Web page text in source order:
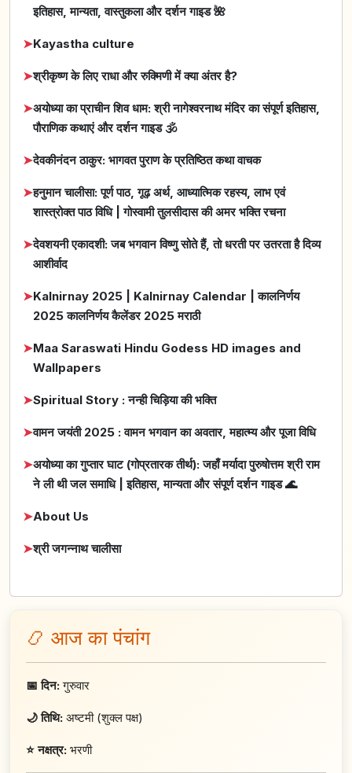
इतिहास, मान्यता, वास्तुकला और दर्शन गाइड 🌺
➤Kayastha culture
➤श्रीकृष्ण के लिए राधा और रुक्मिणी में क्या अंतर है?
➤अयोध्या का प्राचीन शिव धाम: श्री नागेश्वरनाथ मंदिर का संपूर्ण इतिहास,
पौराणिक कथाएं और दर्शन गाइड 🕉️
➤देवकीनंदन ठाकुर: भागवत पुराण के प्रतिष्ठित कथा वाचक
➤हनुमान चालीसा: पूर्ण पाठ, गूढ़ अर्थ, आध्यात्मिक रहस्य, लाभ एवं
शास्त्रोक्त पाठ विधि | गोस्वामी तुलसीदास की अमर भक्ति रचना
➤देवशयनी एकादशी: जब भगवान विष्णु सोते हैं, तो धरती पर उतरता है दिव्य
आशीर्वाद
➤Kalnirnay 2025 | Kalnirnay Calendar | कालनिर्णय
2025 कालनिर्णय कैलेंडर 2025 मराठी
➤Maa Saraswati Hindu Godess HD images and
Wallpapers
➤Spiritual Story : नन्ही चिड़िया की भक्ति
➤वामन जयंती 2025 : वामन भगवान का अवतार, महात्म्य और पूजा विधि
➤अयोध्या का गुप्तार घाट (गोप्रतारक तीर्थ): जहाँ मर्यादा पुरुषोत्तम श्री राम
ने ली थी जल समाधि | इतिहास, मान्यता और संपूर्ण दर्शन गाइड 🌊
➤About Us
➤श्री जगन्नाथ चालीसा
📿 आज का पंचांग
📅 दिन:गुरुवार
🌙 तिथि: अष्टमी (शुक्ल पक्ष)
⭐ नक्षत्र: भरणी